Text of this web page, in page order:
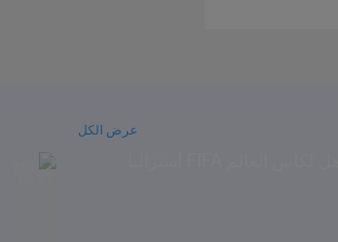
عرض الكل